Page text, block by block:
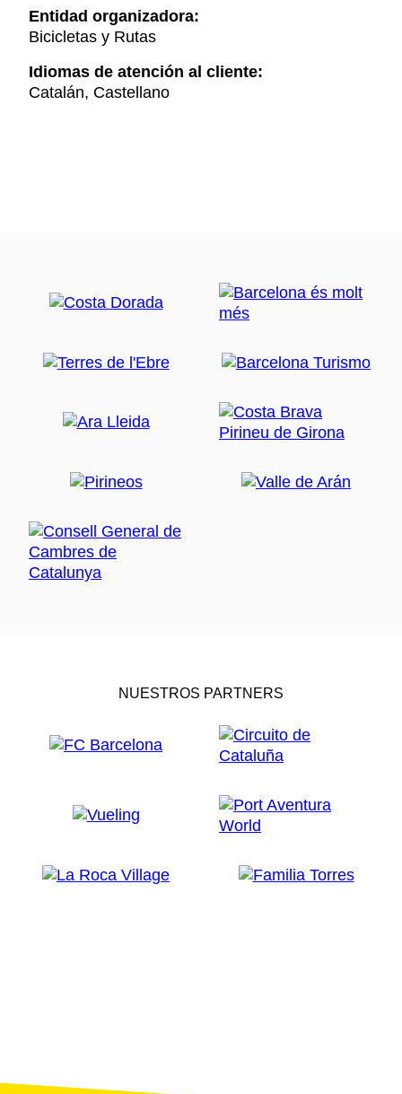
Entidad organizadora:
Bicicletas y Rutas
Idiomas de atención al cliente:
Catalán, Castellano
NUESTROS PARTNERS